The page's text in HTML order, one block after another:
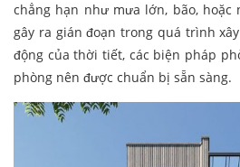
chẳng hạn như mưa lớn, bão, hoặc
gây ra gián đoạn trong quá trình
động của thời tiết, các biện pháp
phòng nên được chuẩn bị sẵn sàng.